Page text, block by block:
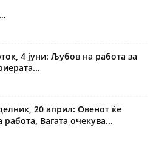
4 јуни: Љубов на работа за
20 април: Овенот ќе
Вагата очекува...